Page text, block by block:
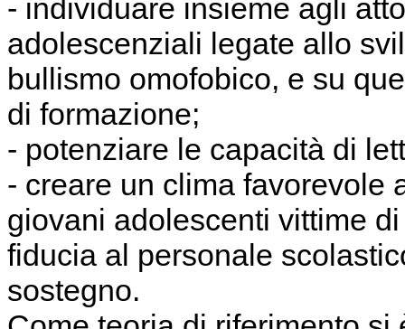
- individuare insieme agli
adolescenziali legate allo
bullismo omofobico, e su
di formazione;
- potenziare le capacità di
- creare un clima favorevole
giovani adolescenti vittime
fiducia al personale
sostegno.